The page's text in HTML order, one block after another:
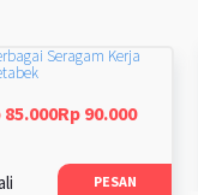
Seragam Kerja
85.000Rp 90.000
PESAN